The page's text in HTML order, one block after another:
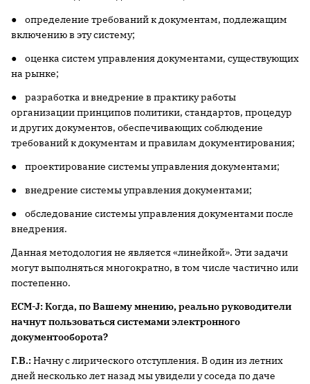
● определение требований к документам, подлежащим
включению в эту систему;
● оценка систем управления документами, существующих
на рынке;
● разработка и внедрение в практику работы
организации принципов политики, стандартов, процедур
и других документов, обеспечивающих соблюдение
требований к документам и правилам документирования;
● проектирование системы управления документами;
● внедрение системы управления документами;
● обследование системы управления документами после
внедрения.
Данная методология не является «линейкой». Эти задачи
могут выполняться многократно, в том числе частично или
постепенно.
ECM-J: Когда, по Вашему мнению, реально руководители
начнут пользоваться системами электронного
документооборота?
Г.В.:Начну с лирического отступления. В один из летних
дней несколько лет назад мы увидели у соседа по даче